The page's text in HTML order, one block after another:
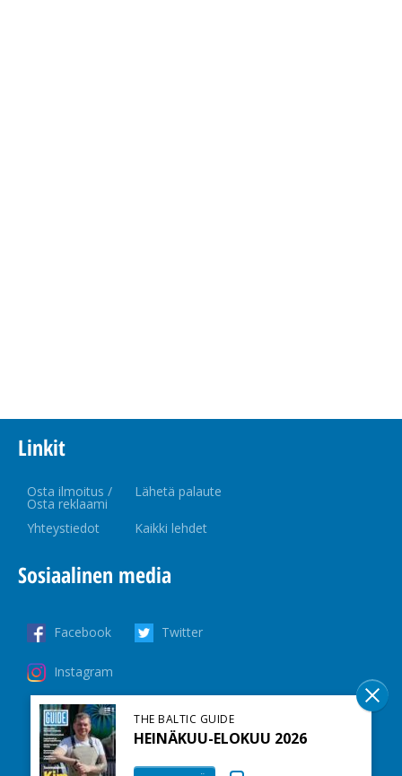
THE BALTIC GUIDE
HEINÄKUU-ELOKUU 2026
Linkit
Osta ilmoitus /
Osta reklaami
Lähetä palaute
Yhteystiedot Kaikki lehdet
Sosiaalinen media
Facebook Twitter
Instagram